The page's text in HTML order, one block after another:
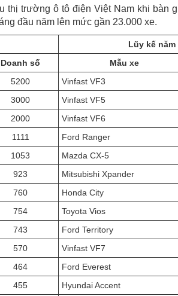
thị trường ô tô điện Việt Nam khi bàn
đầu năm lên mức gần 23.000 xe.
Lũy kế năm
Doanh số Mẫu xe
5200 Vinfast VF3
3000 Vinfast VF5
2000 Vinfast VF6
1111 Ford Ranger
1053 Mazda CX-5
923 Mitsubishi Xpander
760 Honda City
754 Toyota Vios
743 Ford Territory
570 Vinfast VF7
464 Ford Everest
455 Hyundai Accent